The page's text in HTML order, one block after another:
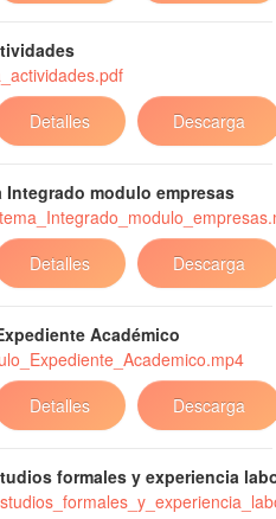
Descarga
Detalles
modulo empresas
Descarga
Detalles
Académico
Descarga
Detalles
formales y experiencia